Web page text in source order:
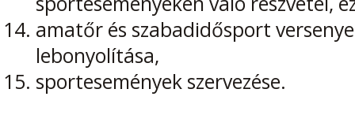
amatőr és szabadidősport
lebonyolítása,
sportesemények szervezése.